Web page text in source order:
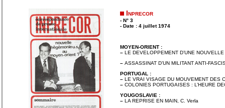
Inprecor
- N° 3
- Date : 4 juillet 1974
MOYEN-ORIENT :
– LE DEVELOPPEMENT D’UNE
– ASSASSINAT D’UN MILITANT ANTI-
PORTUGAL :
– LE VRAI VISAGE DU MOUVEMENT DES
– COLONIES PORTUGAISES : L’HEURE
YOUGOSLAVIE :
– LA REPRISE EN MAIN, C. Verla